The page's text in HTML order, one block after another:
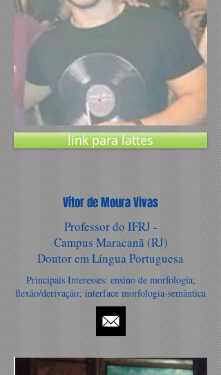
link para lattes
Vítor de Moura Vivas
Professor do IFRJ -
Campus Maracanã (RJ)
Doutor em Língua Portuguesa
Principais Interesses: ensino de morfologia;
flexão/derivação; interface morfologia-semântica